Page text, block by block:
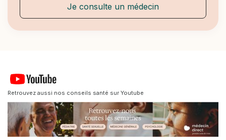
Je consulte un médecin
Retrouvez aussi nos conseils santé sur Youtube